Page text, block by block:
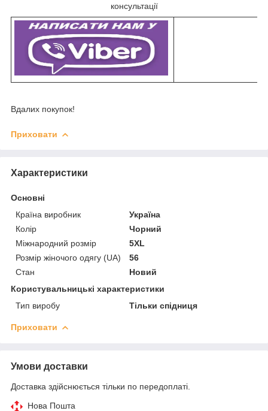
консультації
Вдалих покупок!
Приховати
Характеристики
Основні
Країна виробник
Україна
Колір
Чорний
Міжнародний розмір
5XL
Розмір жіночого одягу (UA)
56
Стан
Новий
Користувальницькі характеристики
Тип виробу
Тільки спідниця
Приховати
Умови доставки
Доставка здійснюється тільки по передоплаті.
Нова Пошта